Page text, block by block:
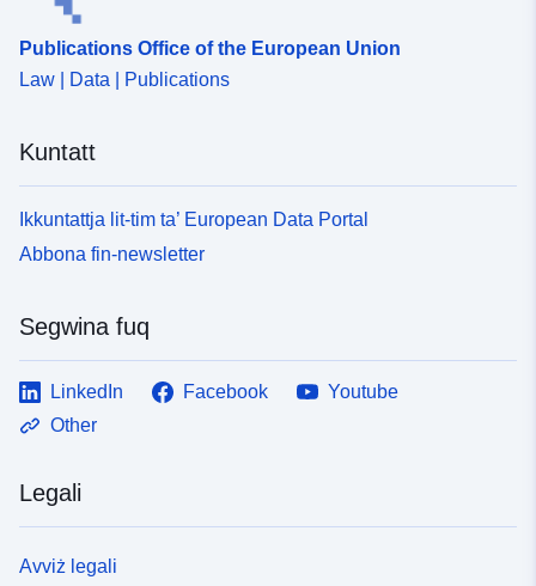
Publications Office of the European Union
Law | Data | Publications
Kuntatt
Ikkuntattja lit-tim ta’ European Data Portal
Abbona fin-newsletter
Segwina fuq
LinkedIn Facebook
Youtube
Other
Legali
Avviż legali